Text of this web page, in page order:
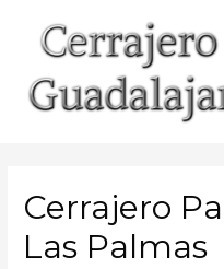
contenido
Cerrajero
Las Palmas